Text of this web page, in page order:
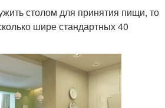
столом для принятия пищи, то
шире стандартных 40